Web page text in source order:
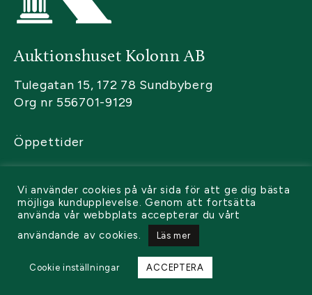
Auktionshuset Kolonn AB
Tulegatan 15, 172 78 Sundbyberg
Org nr 556701-9129
Öppettider
Kontakta oss
Sälja
Köpa
© 2026 Kolonn. All rights reserved
Vi använder cookies på vår sida för att ge dig bästa
möjliga kundupplevelse. Genom att fortsätta
använda vår webbplats accepterar du vårt
användande av cookies.
Läs mer
Cookie inställningar ACCEPTERA